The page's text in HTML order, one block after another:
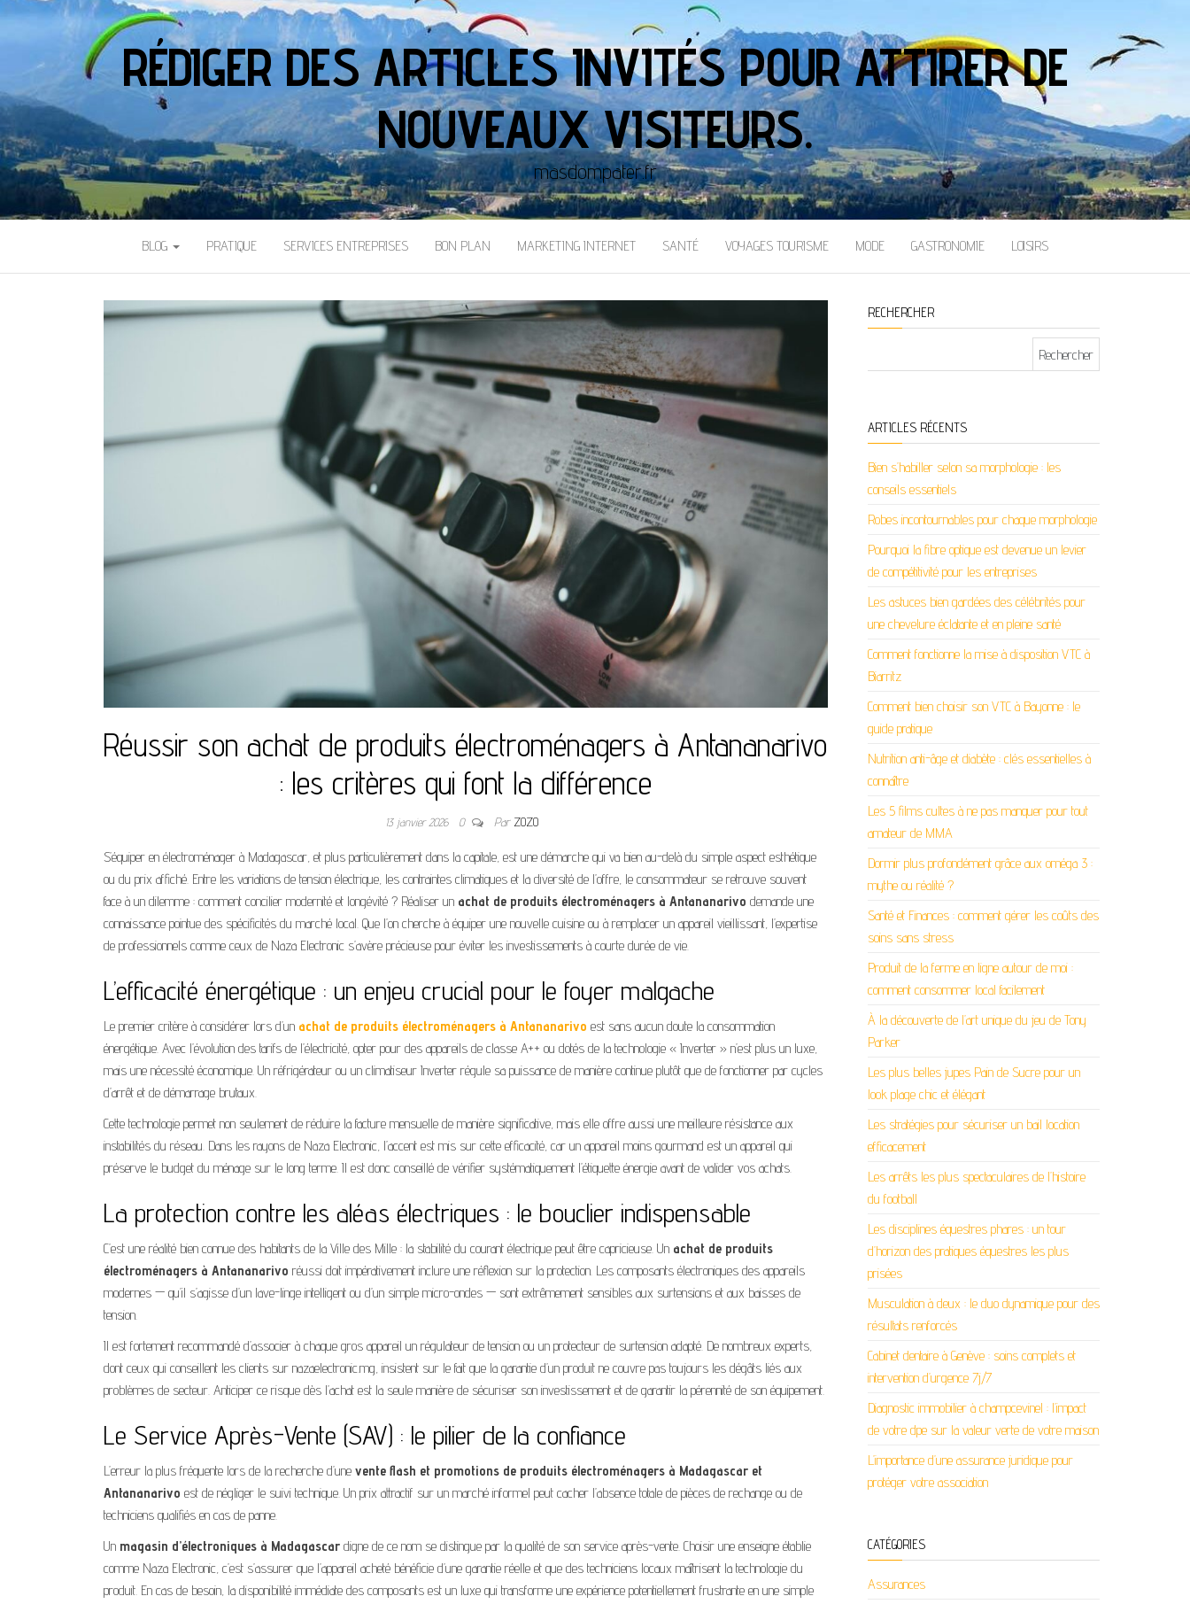
RÉDIGER DES ARTICLES INVITÉS POUR ATTIRER DE
NOUVEAUX VISITEURS.
masdompater.fr
BLOG PRATIQUE SERVICES ENTREPRISES BON PLAN MARKETING INTERNET SANTÉ VOYAGES TOURISME MODE GASTRONOMIE LOISIRS
Réussir son achat de produits électroménagers à Antananarivo
: les critères qui font la différence
13 janvier 2026 0 Par ZOZO
S’équiper en électroménager à Madagascar, et plus particulièrement dans la capitale, est une démarche qui va bien au-delà du simple aspect esthétique
ou du prix affiché. Entre les variations de tension électrique, les contraintes climatiques et la diversité de l’offre, le consommateur se retrouve souvent
face à un dilemme : comment concilier modernité et longévité ? Réaliser un achat de produits électroménagers à Antananarivo demande une
connaissance pointue des spécificités du marché local. Que l’on cherche à équiper une nouvelle cuisine ou à remplacer un appareil vieillissant, l’expertise
de professionnels comme ceux de Naza Electronic s’avère précieuse pour éviter les investissements à courte durée de vie.
L’efficacité énergétique : un enjeu crucial pour le foyer malgache
Le premier critère à considérer lors d’un achat de produits électroménagers à Antananarivo est sans aucun doute la consommation
énergétique. Avec l’évolution des tarifs de l’électricité, opter pour des appareils de classe A++ ou dotés de la technologie « Inverter » n’est plus un luxe,
mais une nécessité économique. Un réfrigérateur ou un climatiseur Inverter régule sa puissance de manière continue plutôt que de fonctionner par cycles
d’arrêt et de démarrage brutaux.
Cette technologie permet non seulement de réduire la facture mensuelle de manière significative, mais elle offre aussi une meilleure résistance aux
instabilités du réseau. Dans les rayons de Naza Electronic, l’accent est mis sur cette efficacité, car un appareil moins gourmand est un appareil qui
préserve le budget du ménage sur le long terme. Il est donc conseillé de vérifier systématiquement l’étiquette énergie avant de valider vos achats.
La protection contre les aléas électriques : le bouclier indispensable
C’est une réalité bien connue des habitants de la Ville des Mille : la stabilité du courant électrique peut être capricieuse. Un achat de produits
électroménagers à Antananarivo réussi doit impérativement inclure une réflexion sur la protection. Les composants électroniques des appareils
modernes — qu’il s’agisse d’un lave-linge intelligent ou d’un simple micro-ondes — sont extrêmement sensibles aux surtensions et aux baisses de
tension.
Il est fortement recommandé d’associer à chaque gros appareil un régulateur de tension ou un protecteur de surtension adapté. De nombreux experts,
dont ceux qui conseillent les clients sur nazaelectronic.mg, insistent sur le fait que la garantie d’un produit ne couvre pas toujours les dégâts liés aux
problèmes de secteur. Anticiper ce risque dès l’achat est la seule manière de sécuriser son investissement et de garantir la pérennité de son équipement.
Le Service Après-Vente (SAV) : le pilier de la confiance
L’erreur la plus fréquente lors de la recherche d’une vente flash et promotions de produits électroménagers à Madagascar et
Antananarivo est de négliger le suivi technique. Un prix attractif sur un marché informel peut cacher l’absence totale de pièces de rechange ou de
techniciens qualifiés en cas de panne.
Un magasin d’électroniques à Madagascar digne de ce nom se distingue par la qualité de son service après-vente. Choisir une enseigne établie
comme Naza Electronic, c’est s’assurer que l’appareil acheté bénéficie d’une garantie réelle et que des techniciens locaux maîtrisent la technologie du
produit. En cas de besoin, la disponibilité immédiate des composants est un luxe qui transforme une expérience potentiellement frustrante en une simple
RECHERCHER
ARTICLES RÉCENTS
Bien s’habiller selon sa morphologie : les
conseils essentiels
Robes incontournables pour chaque morphologie
Pourquoi la fibre optique est devenue un levier
de compétitivité pour les entreprises
Les astuces bien gardées des célébrités pour
une chevelure éclatante et en pleine santé
Comment fonctionne la mise à disposition VTC à
Biarritz
Comment bien choisir son VTC à Bayonne : le
guide pratique
Nutrition anti-âge et diabète : clés essentielles à
connaître
Les 5 films cultes à ne pas manquer pour tout
amateur de MMA
Dormir plus profondément grâce aux oméga 3 :
mythe ou réalité ?
Santé et Finances : comment gérer les coûts des
soins sans stress
Produit de la ferme en ligne autour de moi :
comment consommer local facilement
À la découverte de l’art unique du jeu de Tony
Parker
Les plus belles jupes Pain de Sucre pour un
look plage chic et élégant
Les stratégies pour sécuriser un bail location
efficacement
Les arrêts les plus spectaculaires de l’histoire
du football
Les disciplines équestres phares : un tour
d’horizon des pratiques équestres les plus
prisées
Musculation à deux : le duo dynamique pour des
résultats renforcés
Cabinet dentaire à Genève : soins complets et
intervention d’urgence 7j/7
Diagnostic immobilier à champcevinel : l’impact
de votre dpe sur la valeur verte de votre maison
L’importance d’une assurance juridique pour
protéger votre association
CATÉGORIES
Assurances